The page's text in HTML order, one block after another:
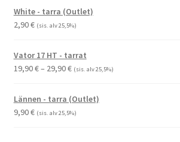
-
2,90 €
White - tarra (Outlet)
2,90€ (sis. alv 25,5%)
Vator 17 HT - tarrat
19,90€– 29,90€Hintaluokka:
-
29,90 €
(sis. alv 25,5%)
Lännen - tarra (Outlet)
9,90€ (sis. alv 25,5%)